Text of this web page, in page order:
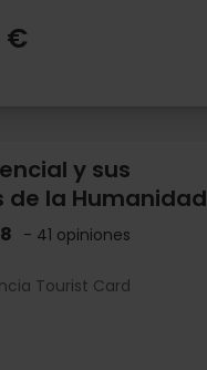
€
y sus
de la Humanidad
- 41 opiniones
Tourist Card